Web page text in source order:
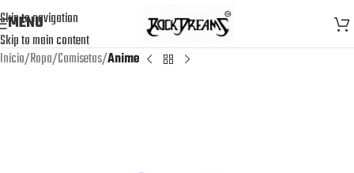
Skip to navigation
Skip to main content
MENU
Inicio Ropa Camisetas Anime